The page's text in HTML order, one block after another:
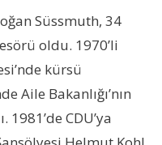
Süssmuth, 34
oldu. 1970’li
kürsü
Aile Bakanlığı’nın
CDU’ya